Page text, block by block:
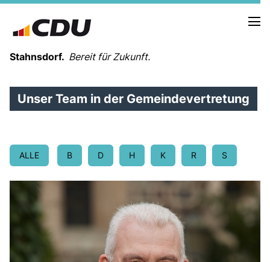
Stahnsdorf. Bereit für Zukunft.
NEUES AUS DER GEMEINDEVERTRETUNG
PRESSEARBEIT
Unser Team in der Gemeindevertretung
ALLE B D H K R S